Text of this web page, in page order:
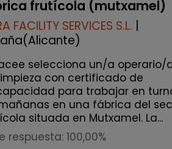
frutícola (mutxamel)
FACILITY SERVICES S.L. |
selecciona un/a operario/
con certificado de
para trabajar en
en una fábrica del
situada en Mutxamel. La...
respuesta: 100,00%